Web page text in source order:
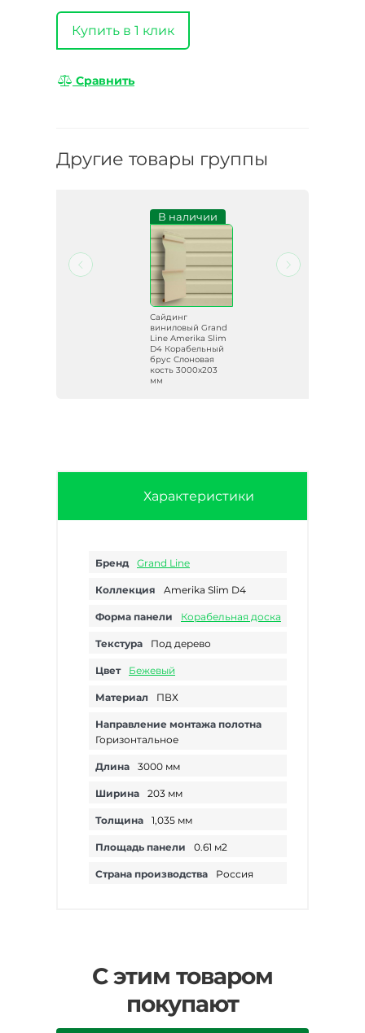
Купить в 1 клик
Сравнить
Другие товары группы
В наличии
Сайдинг
виниловый Grand
Line Amerika Slim
D4 Корабельный
брус Слоновая
кость 3000х203
мм
Характеристики
Бренд Grand Line
Коллекция Amerika Slim D4
Форма панели Корабельная доска
Текстура Под дерево
Цвет Бежевый
Материал ПВХ
Направление монтажа полотна
Горизонтальное
Длина 3000 мм
Ширина 203 мм
Толщина 1,035 мм
Площадь панели 0.61 м2
Страна производства Россия
С этим товаром
покупают